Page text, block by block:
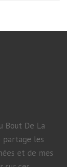
Bout De La
partage les
et de mes